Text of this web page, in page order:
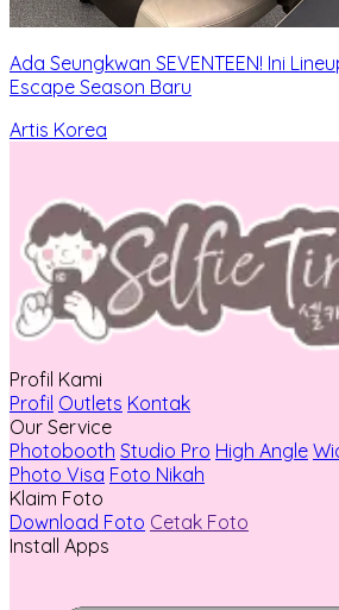
Ada Seungkwan SEVENTEEN! Ini
Escape Season Baru
Artis Korea
Profil Kami
Profil Outlets Kontak
Our Service
Photobooth Studio Pro High Angle
Photo Visa Foto Nikah
Klaim Foto
Download Foto Cetak Foto
Install Apps